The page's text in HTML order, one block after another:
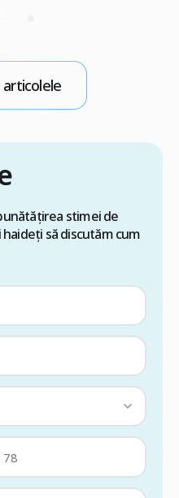
intervenției
stimei de
să discutăm cum